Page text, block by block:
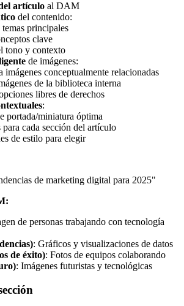
artículo al DAM
del contenido:
principales
clave
tono y contexto
de imágenes:
imágenes conceptualmente relacionadas
de la biblioteca interna
libres de derechos
:
portada/miniatura óptima
para cada sección del artículo
de estilo para elegir
de marketing digital para 2025"
de personas trabajando con tecnología
: Gráficos y visualizaciones de datos
de éxito): Fotos de equipos colaborando
: Imágenes futuristas y tecnológicas